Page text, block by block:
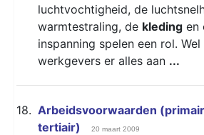
luchtvochtigheid, de
warmtestraling, de kleding en
inspanning spelen een rol.
werkgevers er alles aan ...
18. Arbeidsvoorwaarden
tertiair)
20 maart 2009